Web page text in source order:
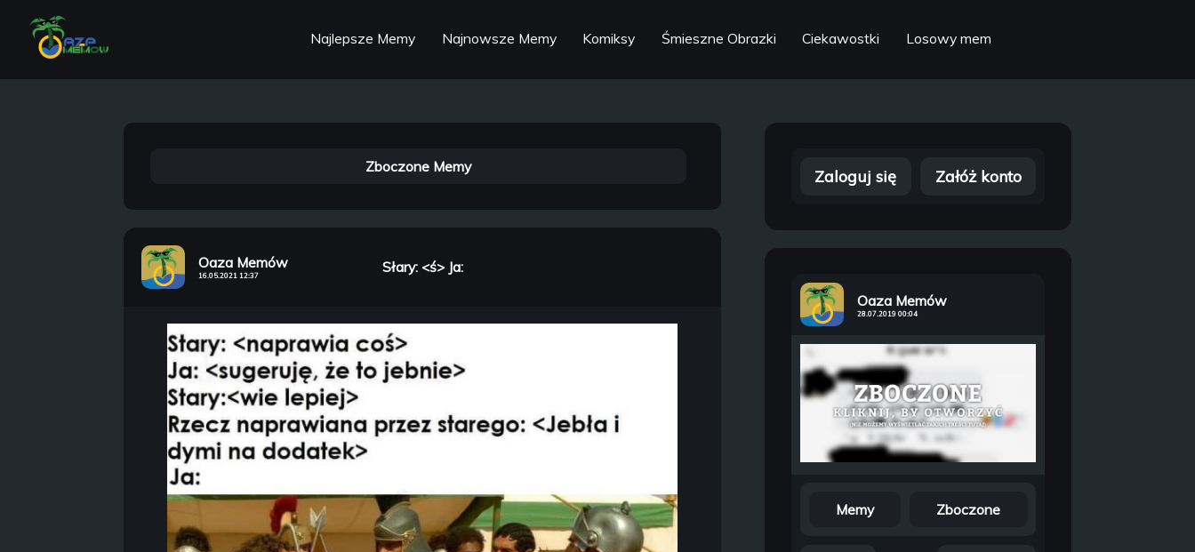
Najlepsze Memy Najnowsze Memy Komiksy Śmieszne Obrazki Ciekawostki Losowy mem
Zboczone Memy
Oaza Memów
16.05.2021 12:37 Słary: <ś> Ja:
Zaloguj się Załóż konto
Oaza Memów
28.07.2019 00:04
Memy Zboczone